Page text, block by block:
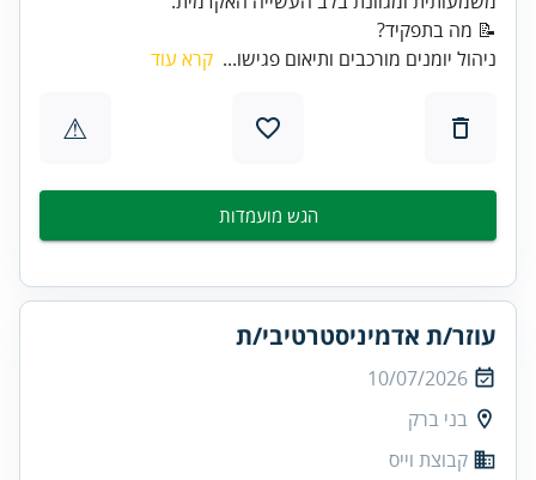
📝 מה בתפקיד?
ניהול יומנים מורכבים ותיאום פגישו... קרא עוד
⚠
הגש מועמדות
עוזר/ת אדמיניסטרטיבי/ת
10/07/2026
בני ברק
קבוצת וייס